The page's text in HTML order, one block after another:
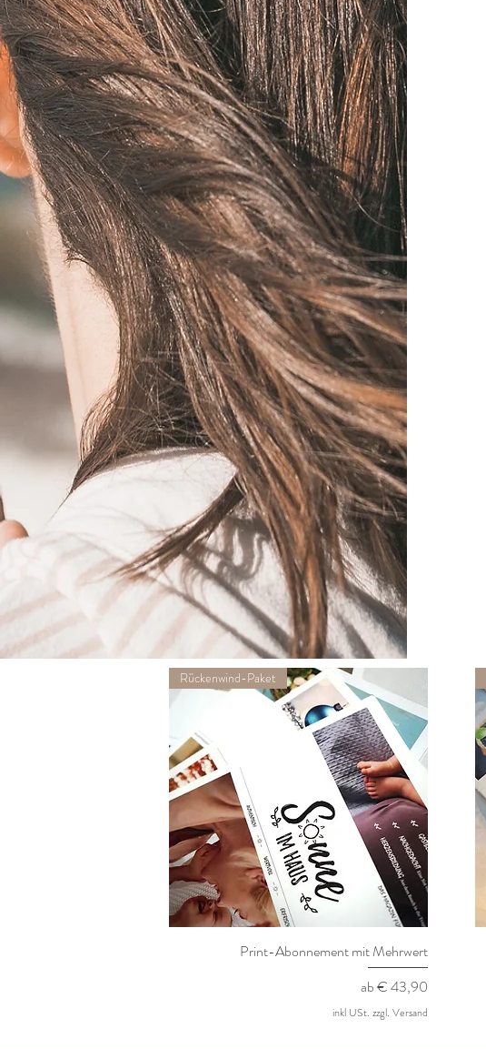
Schnellansicht
Rückenwind-Paket
Print-Abonnement mit Mehrwert
ab€ 43,90
Sale-Preis
inkl USt. zzgl. Versand